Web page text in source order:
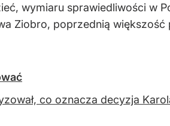
wymiaru sprawiedliwości w
Ziobro, poprzednią większość
co oznacza decyzja